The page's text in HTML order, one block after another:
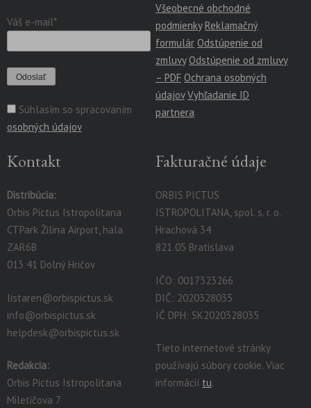
Váš e-mail*
Súhlasím so spracovaním
osobných údajov
Všeobecné obchodné
podmienky Reklamačný
formulár Odstúpenie od
zmluvy Odstúpenie od zmluvy
– PDF Ochrana osobných
údajov Vyhľadanie ID
partnera
Kontakt
Distribúcia:
Orbis Pictus Istropolitana
CTPark Žilina Airport, hala
ZAR6B
013 41 Dolný Hričov
listaren@orbispictus.sk
info@orbispictus.sk
helpdesk@orbispictus.sk
Redakcia:
Orbis Pictus Istropolitana
Miletičova 7
Fakturačné údaje
ORBIS PICTUS
ISTROPOLITANA, spol. s. r. o.
Hrachová 34
821 05 Bratislava
IČO: 0017323266
DIČ: 2020328035
IČ DPH: SK2020328035
Tieto internetové stránky
používajú súbory cookie. Viac
informácií tu.